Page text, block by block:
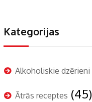
Kategorijas
Alkoholiskie dzērieni
Ātrās receptes (45)